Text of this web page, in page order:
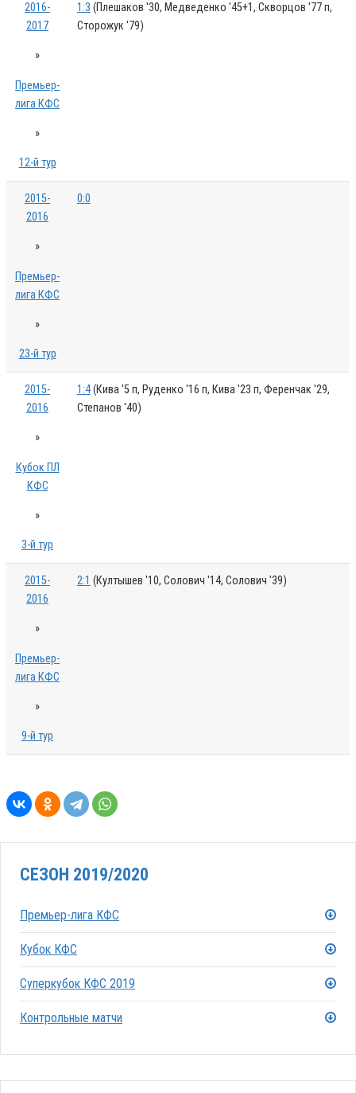
2016-
2017
»
Премьер-
лига КФС
»
12-й тур
1:3 (Плешаков '30, Медведенко '45+1, Скворцов '77 п,
Сторожук '79)
2015-
2016
»
Премьер-
лига КФС
»
23-й тур
0:0
2015-
2016
»
Кубок ПЛ
КФС
»
3-й тур
1:4(Кива '5 п, Руденко '16 п, Кива '23 п, Ференчак '29,
Степанов '40)
2015-
2016
»
Премьер-
лига КФС
»
9-й тур
2:1 (Култышев '10, Солович '14, Солович '39)
СЕЗОН 2019/2020
Премьер-лига КФС
Кубок КФС
Суперкубок КФС 2019
Контрольные матчи